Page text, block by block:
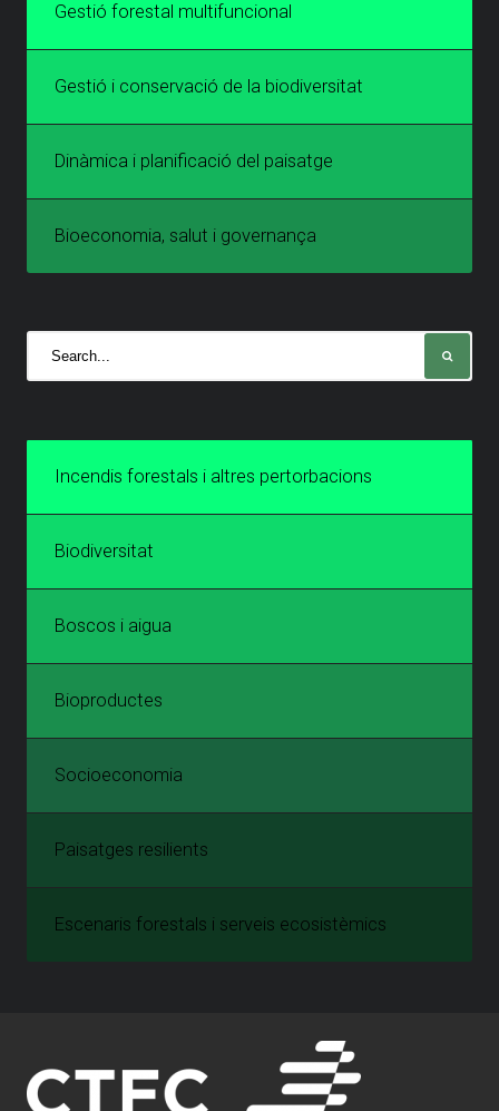
Gestió forestal multifuncional
Gestió i conservació de la biodiversitat
Dinàmica i planificació del paisatge
Bioeconomia, salut i governança
Incendis forestals i altres pertorbacions
Biodiversitat
Boscos i aigua
Bioproductes
Socioeconomia
Paisatges resilients
Escenaris forestals i serveis ecosistèmics